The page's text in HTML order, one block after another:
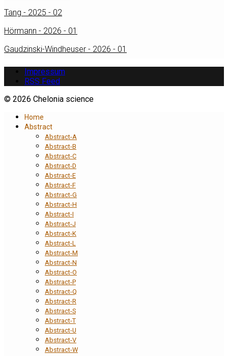
Tang - 2025 - 02
Hörmann - 2026 - 01
Gaudzinski-Windheuser - 2026 - 01
Impressum
RSS Feed
© 2026 Chelonia science
Home
Abstract
Abstract-A
Abstract-B
Abstract-C
Abstract-D
Abstract-E
Abstract-F
Abstract-G
Abstract-H
Abstract-I
Abstract-J
Abstract-K
Abstract-L
Abstract-M
Abstract-N
Abstract-O
Abstract-P
Abstract-Q
Abstract-R
Abstract-S
Abstract-T
Abstract-U
Abstract-V
Abstract-W